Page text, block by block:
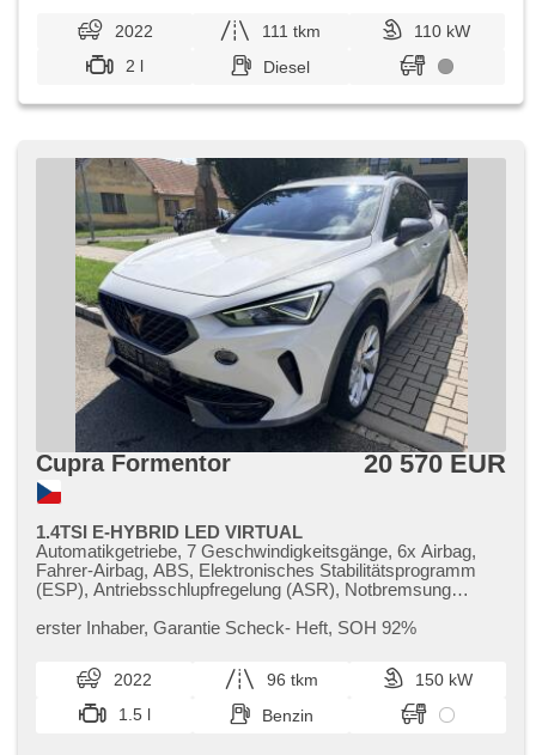
2022 111 tkm
110 kW
2 l
Diesel
Cupra Formentor 20 570 EUR
1.4TSI E-HYBRID LED VIRTUAL
Automatikgetriebe, 7 Geschwindigkeitsgänge, 6x Airbag,
Fahrer-Airbag, ABS, Elektronisches Stabilitätsprogramm
(ESP), Antriebsschlupfregelung (ASR), Notbremsung
rychlostního limitu (SLIF), Uhr Spur, Überwachung der
Servolenkung, třízónová klimatizace, Klimaautomatik,
Adaptive Geschwindigkeitsregelung, LED denní svícení,
Alufelgen, erfüllt 'EURO VI', Bordcomputer, hlasové ovládání
palubního počítače, dotykové ovládání palubního počítače,
erster Inhaber,​ Garantie Scheck​- Heft,​ SOH 92%
2022 96 tkm
150 kW
1.5 l
Benzin